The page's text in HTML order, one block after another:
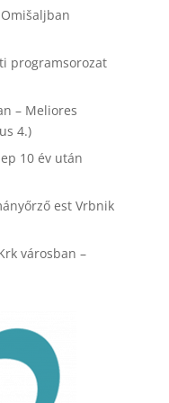
programsorozat
– Meliores
4.)
10 év után
est Vrbnik
városban –